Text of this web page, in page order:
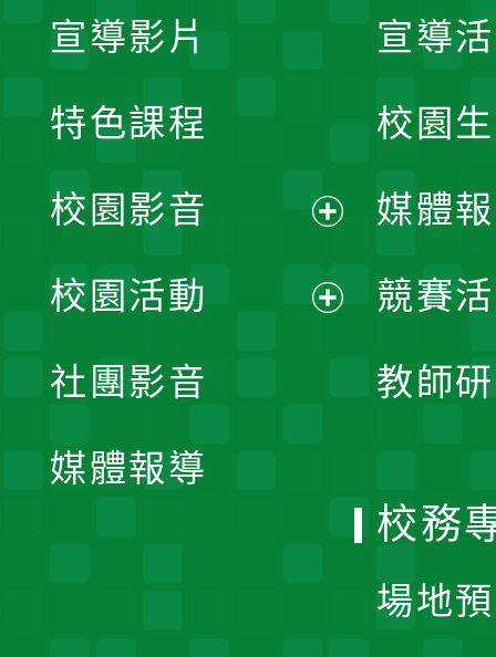
宣導
校園
媒體
競賽
教師
宣導影片
特色課程
校園影音
開
校園活動
社團影音
媒體報導
校務
場地